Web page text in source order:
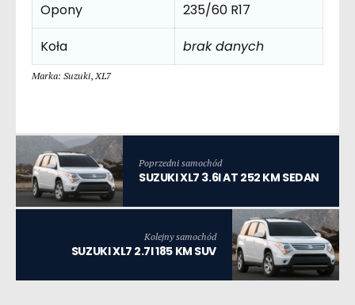
Opony
235/60 R17
Koła
brak danych
Marka: Suzuki, XL7
Poprzedni samochód
SUZUKI XL7 3.6I AT 252 KM SEDAN
Kolejny samochód
SUZUKI XL7 2.7I 185 KM SUV